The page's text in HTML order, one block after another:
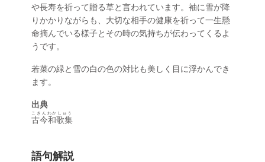
や長寿を祈って贈る草と言われています。袖に雪が降
りかかりながらも、大切な相手の健康を祈って一生懸
命摘んでいる様子とその時の気持ちが伝わってくるよ
うです。
若菜の緑と雪の白の色の対比も美しく目に浮かんでき
ます。
出典
古今和歌集
こきんわかしゅう
語句解説